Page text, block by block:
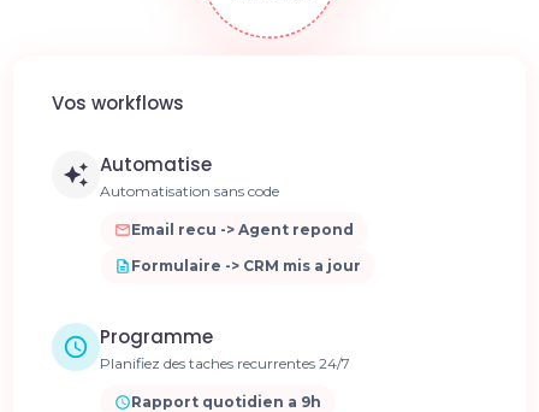
Vos workflows
Automatise
Automatisation sans code
Email recu -> Agent repond
Formulaire -> CRM mis a jour
Programme
Planifiez des taches recurrentes 24/7
Rapport quotidien a 9h